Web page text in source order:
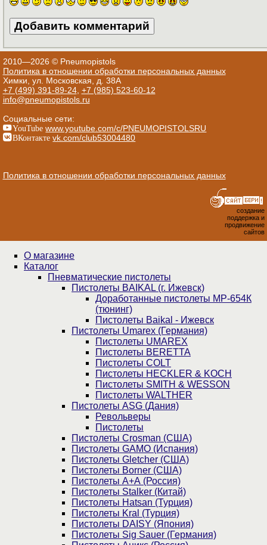
2010—2026 © Pneumopistols
Политика в отношении обработки персональных данных
Химки, ул. Московская, д. 38А
+7 (499) 391-89-24, +7 (985) 523-60-12
info@pneumopistols.ru
Социальные сети:
YouTube www.youtube.com/c/PNEUMOPISTOLSRU
ВКонтакте vk.com/club53004480
Политика в отношении обработки персональных данных
создание
поддержка и
продвижение
сайтов
О магазине
Каталог
Пнев­ма­ти­чес­кие пистолеты
Пистолеты BAIKAL (г. Ижевск)
Доработанные пистолеты МР-654К
(тюнинг)
Пистолеты Baikal - Ижевск
Пистолеты Umarex (Германия)
Пистолеты UMAREX
Пистолеты BERETTA
Пистолеты COLT
Пистолеты HECKLER & KOCH
Пистолеты SMITH & WESSON
Пистолеты WALTHER
Пистолеты ASG (Дания)
Револьверы
Пистолеты
Пистолеты Crosman (США)
Пистолеты GAMO (Испания)
Пистолеты Gletcher (США)
Пистолеты Borner (США)
Пистолеты А+А (Россия)
Пистолеты Stalker (Китай)
Пистолеты Hatsan (Турция)
Пистолеты Kral (Турция)
Пистолеты DAISY (Япония)
Пистолеты Sig Sauer (Германия)